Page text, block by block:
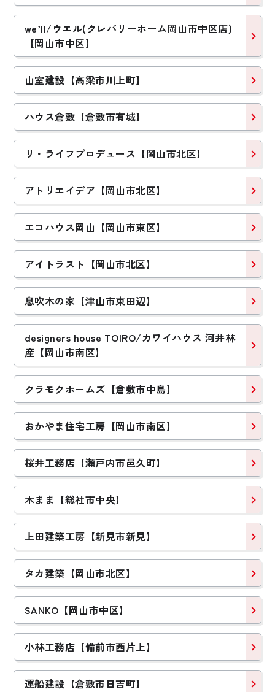
2020年完成
体感で見極めた、私
たちにちょうどいい
快適
we’ll/ウエル(クレバリーホーム岡山市中区店)
【岡山市中区】
山室建設【高梁市川上町】
ハウス倉敷【倉敷市有城】
リ・ライフプロデュース【岡山市北区】
アトリエイデア【岡山市北区】
エコハウス岡山【岡山市東区】
アイトラスト【岡山市北区】
息吹木の家【津山市東田辺】
designers house TOIRO/カワイハウス 河井林
産【岡山市南区】
クラモクホームズ【倉敷市中島】
おかやま住宅工房【岡山市南区】
桜井工務店【瀬戸内市邑久町】
木まま【総社市中央】
上田建築工房【新見市新見】
タカ建築【岡山市北区】
SANKO【岡山市中区】
小林工務店【備前市西片上】
運船建設【倉敷市日吉町】